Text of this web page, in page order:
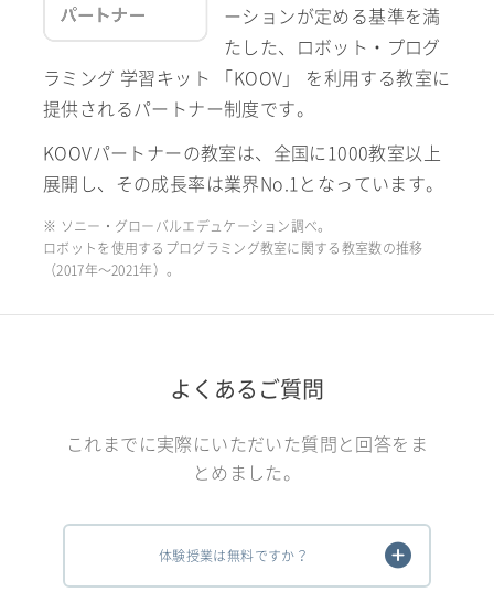
ーションが定める基準を満
たした、ロボット・プログ
ラミング 学習キット 「KOOV」 を利用する教室に
提供されるパートナー制度です。
KOOVパートナーの教室は、全国に1000教室以上
展開し、その成長率は業界No.1となっています。
※ ソニー・グローバルエデュケーション調べ。
ロボットを使用するプログラミング教室に関する教室数の推移
（2017年〜2021年）。
よくあるご質問
これまでに実際にいただいた質問と回答をま
とめました。
体験授業は無料ですか？